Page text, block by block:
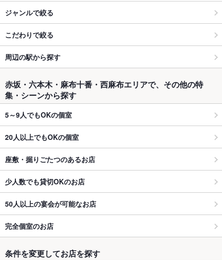
ジャンルで絞る
こだわりで絞る
周辺の駅から探す
赤坂・六本木・麻布十番・西麻布エリアで、その他の特
集・シーンから探す
5～9人でもOKの個室
20人以上でもOKの個室
座敷・掘りごたつのあるお店
少人数でも貸切OKのお店
50人以上の宴会が可能なお店
完全個室のお店
条件を変更してお店を探す